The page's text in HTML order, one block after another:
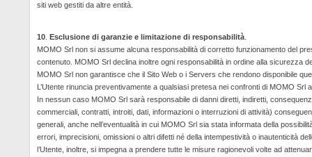
siti web gestiti da altre entità.
10 Esclusione di garanzie e limitazione di responsabilità
MOMO Srl non si assume alcuna responsabilità di corretto funzionamento del
contenuto. MOMO Srl declina inoltre ogni responsabilità in ordine alla sicurezza
MOMO Srl non garantisce che il Sito Web o i Servers che rendono disponibile
L’Utente rinuncia preventivamente a qualsiasi pretesa nei confronti di MOMO
In nessun caso MOMO Srl sarà responsabile di danni diretti, indiretti,
commerciali, contratti, introiti, dati, informazioni o interruzioni di attività)
generali, anche nell’eventualità in cui MOMO Srl sia stata informata della
errori, imprecisioni, omissioni o altri difetti né della intempestività o inautenticità
l’Utente, inoltre, si impegna a prendere tutte le misure ragionevoli volte ad